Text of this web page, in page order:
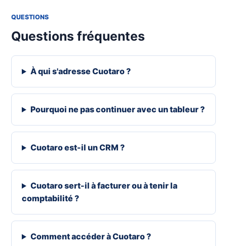
QUESTIONS
Questions fréquentes
À qui s'adresse Cuotaro ?
Pourquoi ne pas continuer avec un tableur ?
Cuotaro est-il un CRM ?
Cuotaro sert-il à facturer ou à tenir la
comptabilité ?
Comment accéder à Cuotaro ?